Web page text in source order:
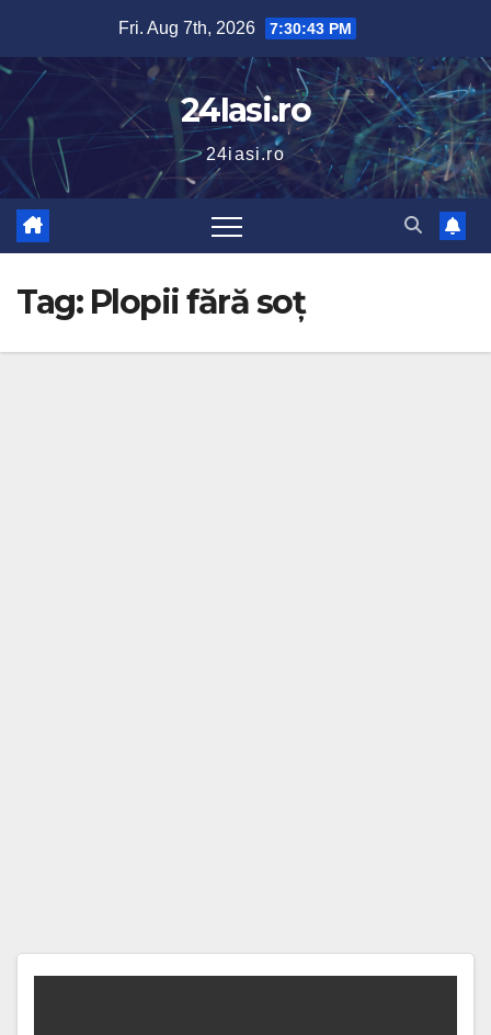
content
Fri. Aug 7th, 2026 7:30:44 PM
24Iasi.ro
24iasi.ro
Tag: Plopii fără soț